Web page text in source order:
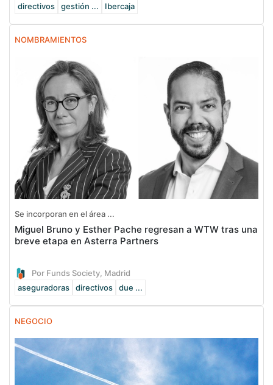
directivos
gestión ... Ibercaja
NOMBRAMIENTOS
Se incorporan en el área ...
Miguel Bruno y Esther Pache regresan a WTW tras una
breve etapa en Asterra Partners
Por Funds Society, Madrid
aseguradoras
directivos due ...
NEGOCIO